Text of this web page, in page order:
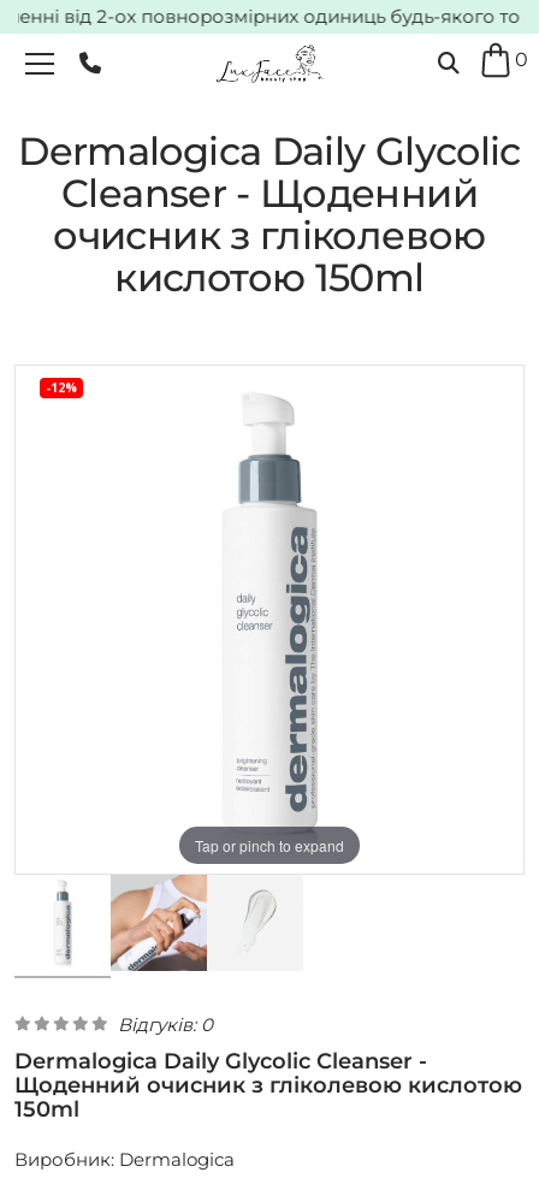
від 2-ох повнорозмірних одиниць будь-якого
0
Dermalogica Daily Glycolic
Cleanser - Щоденний
очисник з гліколевою
кислотою 150ml
-12%
Tap or pinch to expand
Відгуків: 0
Dermalogica Daily Glycolic Cleanser -
Щоденний очисник з гліколевою кислотою
150ml
Виробник: Dermalogica